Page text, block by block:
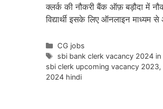
क्लर्क की नौकरी बैंक ऑफ़ बड़ौदा में
विद्यार्थी इसके लिए ऑनलाइन माध्यम
Categories
CG jobs
Tags
sbi bank clerk vacancy 2024 in
sbi clerk upcoming vacancy 2023,
2024 hindi